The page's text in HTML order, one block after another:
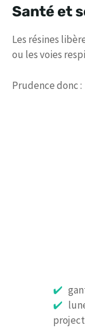
Santé et
Les résines
ou les voies
Prudence donc :